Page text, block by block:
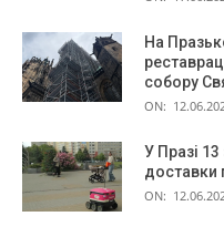
На
собору
ON:
У Празі
доставки
ON: